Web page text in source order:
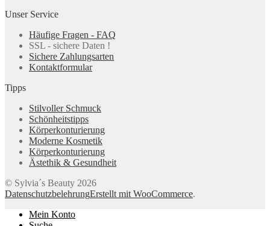
Unser Service
Häufige Fragen - FAQ
SSL - sichere Daten !
Sichere Zahlungsarten
Kontaktformular
Tipps
Stilvoller Schmuck
Schönheitstipps
Körperkonturierung
Moderne Kosmetik
Körperkonturierung
Ästethik & Gesundheit
© Sylvia´s Beauty 2026
DatenschutzbelehrungErstellt mit WooCommerce.
Mein Konto